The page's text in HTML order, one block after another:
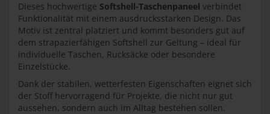
Dieses hochwertige Softshell-Taschenpaneel verbindet
Funktionalität mit einem ausdrucksstarken Design. Das
Motiv ist zentral platziert und kommt besonders gut auf
dem strapazierfähigen Softshell zur Geltung – ideal für
individuelle Taschen, Rucksäcke oder besondere
Einzelstücke.
Dank der stabilen, wetterfesten Eigenschaften eignet sich
der Stoff hervorragend für Projekte, die nicht nur gut
aussehen, sondern auch im Alltag bestehen sollen.